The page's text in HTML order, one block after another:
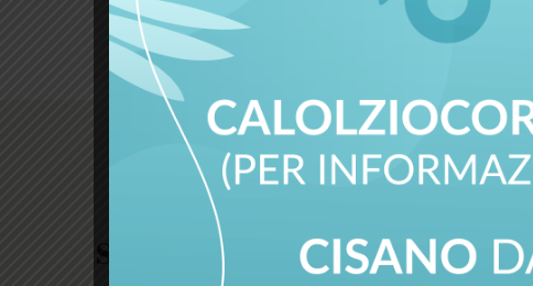
Servizi all'avanguardia